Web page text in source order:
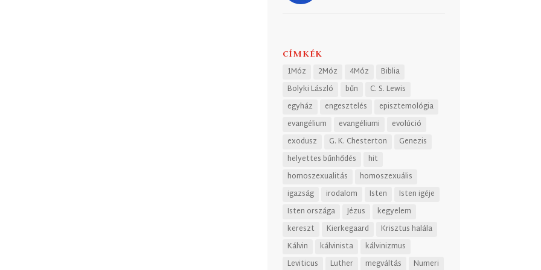
CÍMKÉK
1Móz 2Móz 4Móz
Biblia
Bolyki László
bűn
C. S. Lewis
egyház
engesztelés
episztemológia
evangélium
evangéliumi
evolúció
exodusz
G. K. Chesterton
Genezis
helyettes bűnhődés
hit
homoszexualitás
homoszexuális
igazság
irodalom Isten
Isten igéje
Isten országa
Jézus
kegyelem
kereszt
Kierkegaard
Krisztus halála
Kálvin
kálvinista
kálvinizmus
Leviticus
Luther megváltás Numeri